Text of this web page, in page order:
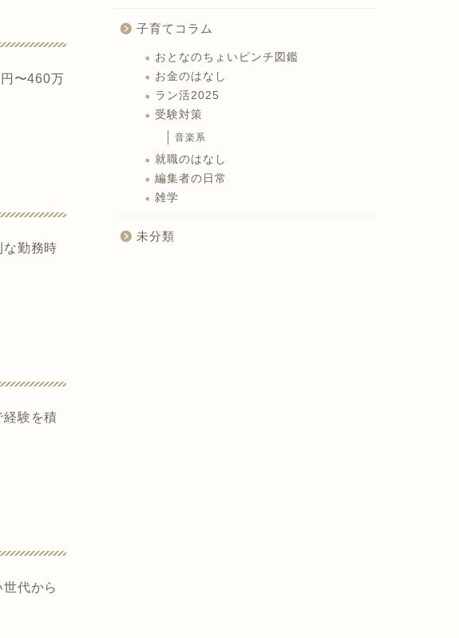
〜460万
勤務時
験を積
代から
子育てコラム
おとなのちょいピンチ図鑑
お金のはなし
ラン活2025
受験対策
音楽系
就職のはなし
編集者の日常
雑学
未分類